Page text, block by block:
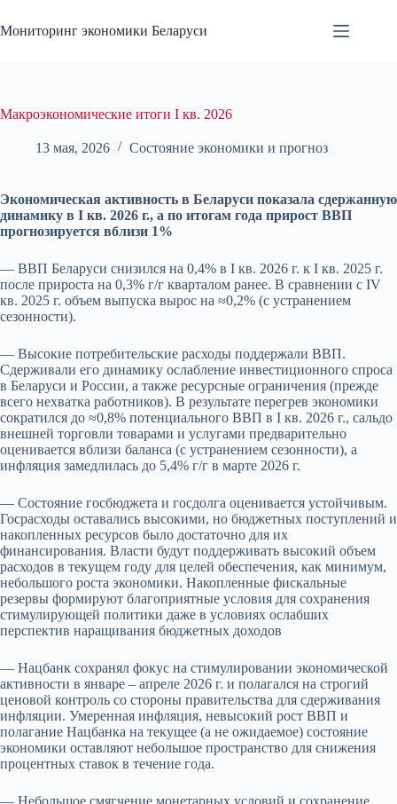
к
сути
Мониторинг экономики Беларуси
Макроэкономические итоги I кв. 2026
13 мая, 2026 Состояние экономики и прогноз
Экономическая активность в Беларуси показала сдержанную
динамику в I кв. 2026 г., а по итогам года прирост ВВП
прогнозируется вблизи 1%
— ВВП Беларуси снизился на 0,4% в I кв. 2026 г. к I кв. 2025 г.
после прироста на 0,3% г/г кварталом ранее. В сравнении с IV
кв. 2025 г. объем выпуска вырос на ≈0,2% (с устранением
сезонности).
— Высокие потребительские расходы поддержали ВВП.
Сдерживали его динамику ослабление инвестиционного спроса
в Беларуси и России, а также ресурсные ограничения (прежде
всего нехватка работников). В результате перегрев экономики
сократился до ≈0,8% потенциального ВВП в I кв. 2026 г., сальдо
внешней торговли товарами и услугами предварительно
оценивается вблизи баланса (с устранением сезонности), а
инфляция замедлилась до 5,4% г/г в марте 2026 г.
— Состояние госбюджета и госдолга оценивается устойчивым.
Госрасходы оставались высокими, но бюджетных поступлений и
накопленных ресурсов было достаточно для их
финансирования. Власти будут поддерживать высокий объем
расходов в текущем году для целей обеспечения, как минимум,
небольшого роста экономики. Накопленные фискальные
резервы формируют благоприятные условия для сохранения
стимулирующей политики даже в условиях ослабших
перспектив наращивания бюджетных доходов
— Нацбанк сохранял фокус на стимулировании экономической
активности в январе – апреле 2026 г. и полагался на строгий
ценовой контроль со стороны правительства для сдерживания
инфляции. Умеренная инфляция, невысокий рост ВВП и
полагание Нацбанка на текущее (а не ожидаемое) состояние
экономики оставляют небольшое пространство для снижения
процентных ставок в течение года.
— Небольшое смягчение монетарных условий и сохранение